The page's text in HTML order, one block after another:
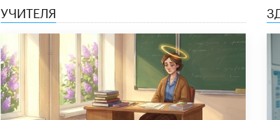
УЧИТЕЛЯ